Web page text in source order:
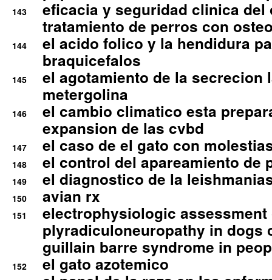
143
eficacia y seguridad clinica del
tratamiento de perros con
144
el acido folico y la hendidura
braquicefalos
145
el agotamiento de la secrecion
metergolina
146
el cambio climatico esta
expansion de las cvbd
147 el caso de el gato con
148 el control del apareamiento de
149 el diagnostico de la
150 avian rx
151
electrophysiologic assessment
plyradiculoneuropathy in dogs
guillain barre syndrome in
152 el gato azotemico